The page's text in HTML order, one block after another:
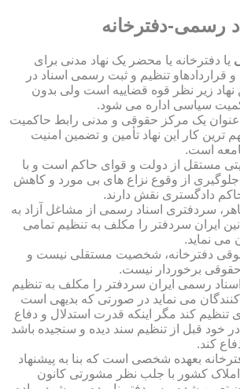
رسمی-دفترخانه
یا دفترخانه یا محضر یک نهاد مدنی برای
قراردادهاو تنظیم و ثبت رسمی اسناد در
نهاد زیر نظر قوه قضاییه است ولی بدون
سیاسی اداره می شود.
عنوان یک مرکز حقوقی و مدنی رابط حاکمیت
کار این نهاد تأمین و تضمین امنیت
است.
مستقل از دولت و قوای حاکم است و با
جلوگیری از وقوع نزاع های بی مورد و کاهش
دادگستری نقش دارند.
سردفتری اسناد رسمی از مشاغل آزاد به
ایران سردفتر را مکلف به تنظیم تمامی
می نماید.
دفترخانه، شخصیت مستقلی نیست و
حقوقی برخوردار نیست.
دفاتر اسناد رسمی ایران سردفتر را مکلف به تنظیم
می نماید در صورتی که بدیهی است
تنظیم کند مگر اینکه قدرت استدلال و دفاع
خود قبل از تنظیم سند دیده و سنجیده باشد
کند.
بعهده شخصی است که بنا به پیشنهاد
کشور با جلب نظر مشورتی کانون